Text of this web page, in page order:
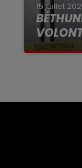
15 juillet
Selon les